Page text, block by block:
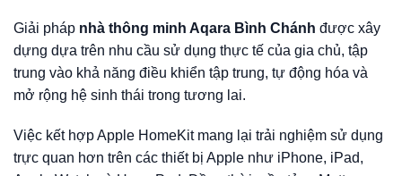
Giải pháp nhà thông minh Aqara Bình Chánh được xây
dựng dựa trên nhu cầu sử dụng thực tế của gia chủ, tập
trung vào khả năng điều khiển tập trung, tự động hóa và
mở rộng hệ sinh thái trong tương lai.
Việc kết hợp Apple HomeKit mang lại trải nghiệm sử dụng
trực quan hơn trên các thiết bị Apple như iPhone, iPad,